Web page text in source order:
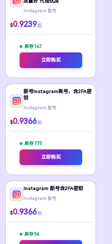
Instagram 新号
$0.9239 起
库存 147
立即购买
新号Instagram账号，含2FA密
钥
Instagram 新号
$0.9366 起
库存 775
立即购买
Instagram 新号含2FA密钥
Instagram 新号
$0.9366 起
库存 94